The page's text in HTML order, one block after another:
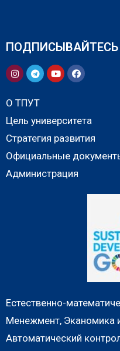
ПОДПИСЫВАЙТЕСЬ
О ТПУТ
Цель университета
Стратегия развития
Официальные
Администрация
Естественно-
Менежмент, Эканомика
Автоматический